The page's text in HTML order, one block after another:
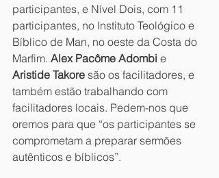
participantes, e Nível Dois, com 11
participantes, no Instituto Teológico e
Bíblico de Man, no oeste da Costa do
Marfim. Alex Pacôme Adombi e
Aristide Takore são os facilitadores, e
também estão trabalhando com
facilitadores locais. Pedem-nos que
oremos para que “os participantes se
comprometam a preparar sermões
autênticos e bíblicos”.